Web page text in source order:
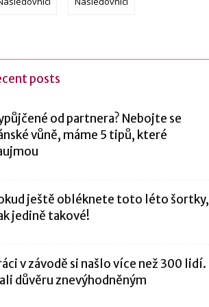
posts
od partnera? Nebojte se
vůně, máme 5 tipů, které
ještě obléknete toto léto šortky,
jedině takové!
v závodě si našlo více než 300 lidí.
důvěru znevýhodněným